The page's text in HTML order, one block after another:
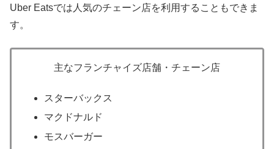
Uber Eatsでは人気のチェーン店を利用することもできま
す。
主なフランチャイズ店舗・チェーン店
スターバックス
マクドナルド
モスバーガー